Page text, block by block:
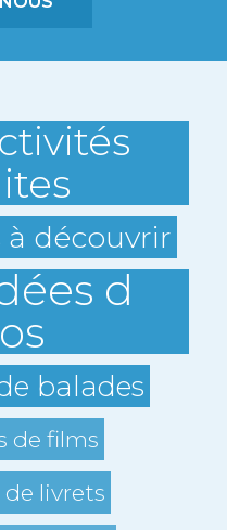
à découvrir
d
balades
de films
livrets